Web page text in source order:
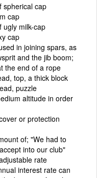
spherical cap
cap
ugly milk-cap
cap
in joining spars, as
and the jib boom;
the end of a rope
top, a thick block
puzzle
altitude in order
or protection
of; "We had to
into our club"
rate
interest rate can